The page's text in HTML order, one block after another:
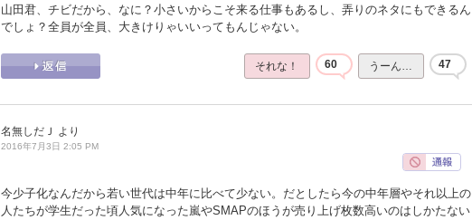
山田君、チビだから、なに？小さいからこそ来る仕事もあるし、弄りのネタにもできるん
でしょ？全員が全員、大きけりゃいいってもんじゃない。
それな！ 60 うーん… 47
名無しだＪ より
2016年7月3日 2:05 PM
今少子化なんだから若い世代は中年に比べて少ない。だとしたら今の中年層やそれ以上の
人たちが学生だった頃人気になった嵐やSMAPのほうが売り上げ枚数高いのはしかたない